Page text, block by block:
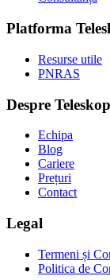
Platforma
Resurse utile
PNRAS
Despre Teleskop
Echipa
Blog
Cariere
Prețuri
Contact
Legal
Termeni și
Politica de